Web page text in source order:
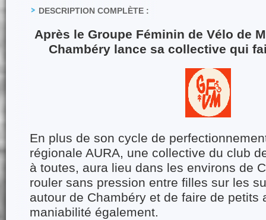
DESCRIPTION COMPLÈTE :
Après le Groupe Féminin de Vélo de
Chambéry lance sa collective qui
En plus de son cycle de
régionale AURA, une collective du club
à toutes, aura lieu dans les environs de
rouler sans pression entre filles sur les
autour de Chambéry et de faire de petits
maniabilité également.